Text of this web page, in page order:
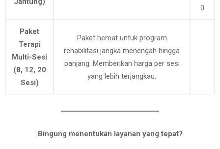
0
Paket
Terapi
Multi-Sesi
(8, 12, 20
Sesi)
Paket hemat untuk program
rehabilitasi jangka menengah hingga
panjang. Memberikan harga per sesi
yang lebih terjangkau.
Bingung menentukan layanan yang tepat?